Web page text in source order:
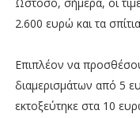
2.600 ευρώ και τα
Επιπλέον να
διαμερισμάτων από 5
εκτοξεύτηκε στα 10